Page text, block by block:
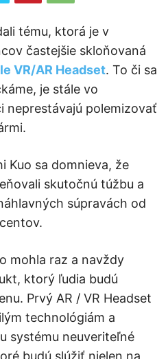
tému, ktorá je v
častejšie skloňovaná
VR/AR Headset. To či sa
je stále vo
neprestávajú polemizovať
Kuo sa domnieva, že
skutočnú túžbu a
súpravách od
mohla raz a navždy
ktorý ľudia budú
Prvý AR / VR Headset
technológiám a
systému neuveriteľné